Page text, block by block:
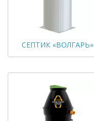
СЕПТИК «ВОЛГАРЬ»